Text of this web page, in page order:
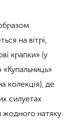
на вітрі,
крапки» (у
колекція), де
силуетах
жодного натяку